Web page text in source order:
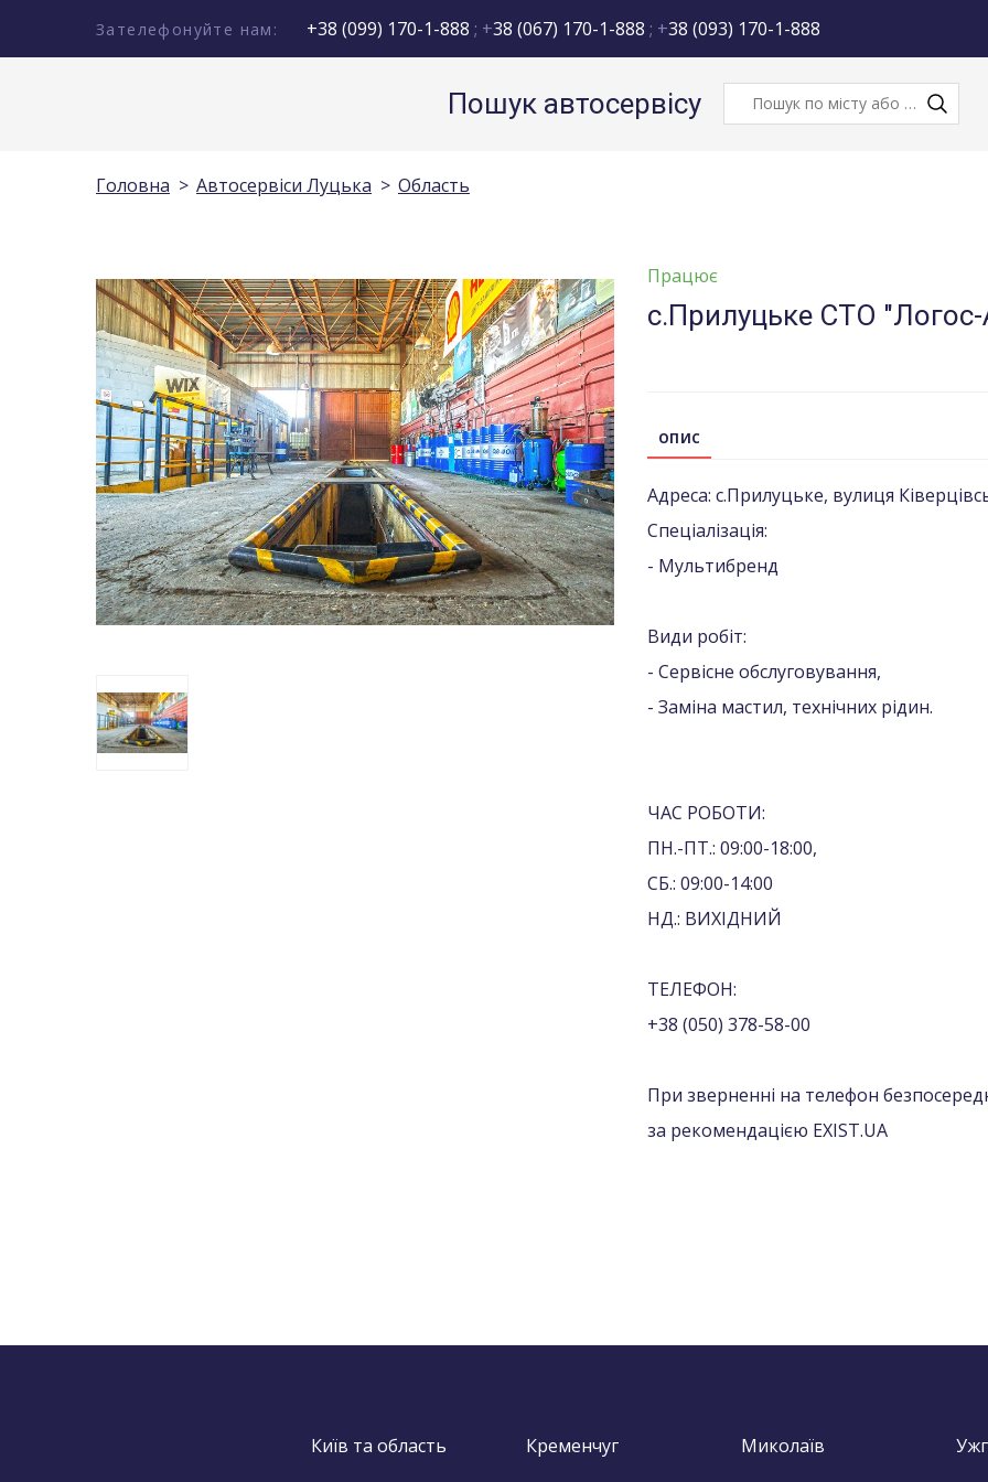
Зателефонуйте нам: +38 (099) 170-1-888 ; +38 (067) 170-1-888 ; +38 (093) 170-1-888
Пошук автосервісу
Головна Автосервіси Луцька Область
Працює
с.Прилуцьке СТО
ОПИС
Адреса: с.Прилуцьке, вулиця
Спеціалізація:
- Мультибренд
Види робіт:
- Сервісне обслуговування,
- Заміна мастил, технічних рідин.
ЧАС РОБОТИ:
ПН.-ПТ.: 09:00-18:00,
СБ.: 09:00-14:00
НД.: ВИХІДНИЙ
ТЕЛЕФОН:
+38 (050) 378-58-00
При зверненні на телефон
за рекомендацією EXIST.UA
Київ та область
Кременчуг
Миколаїв